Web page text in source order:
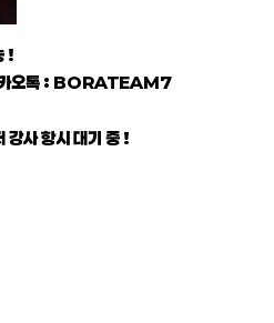
!
카오톡 : BORATEAM7
사 항시 대기 중 !